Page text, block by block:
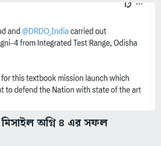
মিসাইল অগ্নি ৪ এর সফল